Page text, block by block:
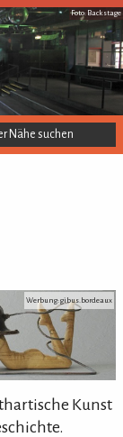
Foto: Backstage
Werbung: gibus.bordeaux
Kunst